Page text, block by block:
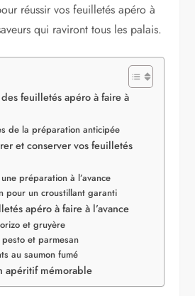
réussir vos feuilletés apéro à
qui raviront tous les palais.
feuilletés apéro à faire à
de la préparation anticipée
et conserver vos feuilletés
préparation à l’avance
pour un croustillant garanti
apéro à faire à l’avance
et gruyère
et parmesan
au saumon fumé
apéritif mémorable